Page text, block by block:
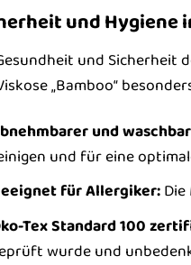
und Hygiene
und Sicherheit
„Bamboo“
und
und für eine
für Allergiker:Die
Tex Standard 100
wurde und